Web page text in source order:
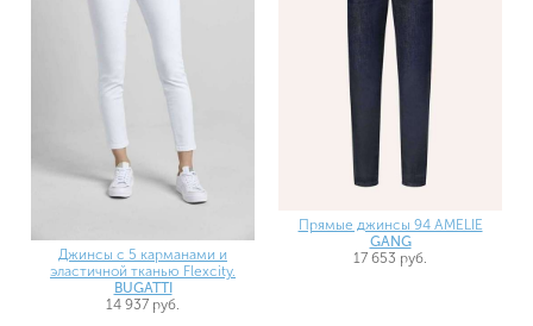
Джинсы с 5 карманами и
эластичной тканью Flexcity.
BUGATTI
14 937 руб.
Прямые джинсы 94 AMELIE
GANG
17 653 руб.